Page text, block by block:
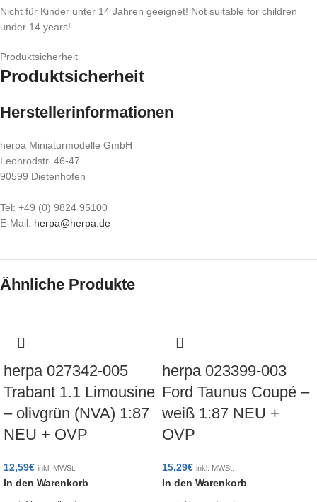
Nicht für Kinder unter 14 Jahren geeignet! Not suitable for children
under 14 years!
Produktsicherheit
Produktsicherheit
Herstellerinformationen
herpa Miniaturmodelle GmbH
Leonrodstr. 46-47
90599 Dietenhofen
Tel: +49 (0) 9824 95100
E-Mail: herpa@herpa.de
Ähnliche Produkte
herpa 027342-005
Trabant 1.1 Limousine
– olivgrün (NVA) 1:87
NEU + OVP
12,59€ inkl. MWSt.
In den Warenkorb
herpa 023399-003
Ford Taunus Coupé –
weiß 1:87 NEU +
OVP
15,29€ inkl. MWSt.
In den Warenkorb